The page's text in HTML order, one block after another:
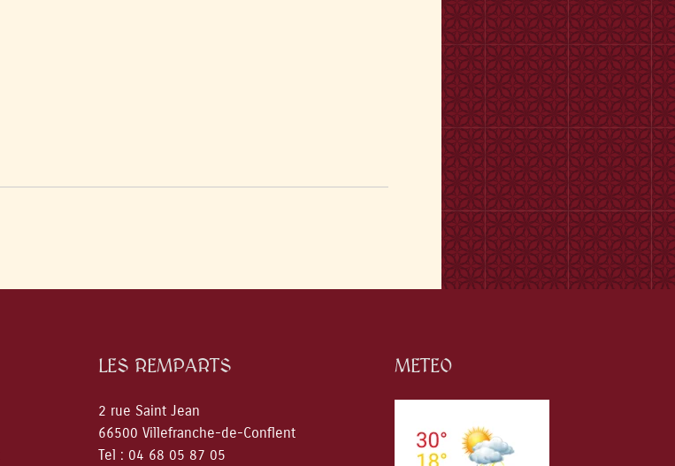
LES REMPARTS
2 rue Saint Jean
66500 Villefranche-de-Conflent
Tel : 04 68 05 87 05
METEO